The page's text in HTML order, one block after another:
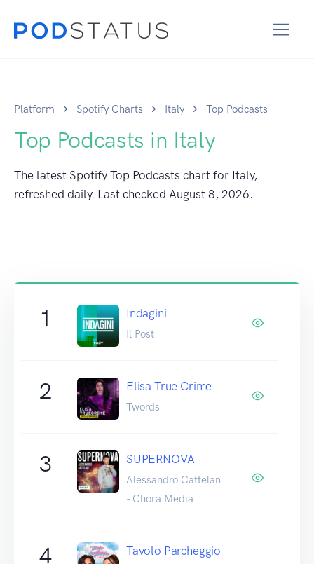
Platform Spotify Charts Italy Top Podcasts
Top Podcasts in Italy
The latest Spotify Top Podcasts chart for Italy,
refreshed daily. Last checked August 8, 2026.
1 Indagini
Il Post
2 Elisa True Crime
Twords
3 SUPERNOVA
Alessandro Cattelan
- Chora Media
4 Tavolo Parcheggio